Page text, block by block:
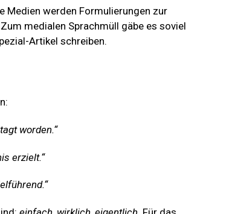
Medien werden Formulierungen zur
medialen Sprachmüll gäbe es soviel
Artikel schreiben.
worden.“
erzielt.“